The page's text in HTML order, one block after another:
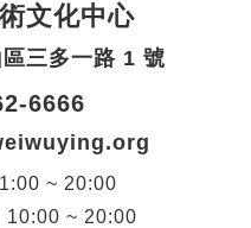
文化中心
三多一路 1 號
6666
~ 20:00
10:00 ~ 20:00